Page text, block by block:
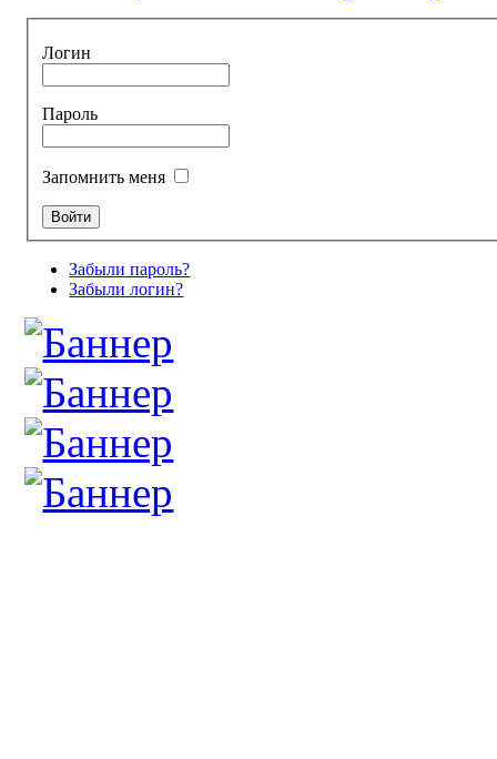
Логин
Пароль
Запомнить меня
Забыли пароль?
Забыли логин?